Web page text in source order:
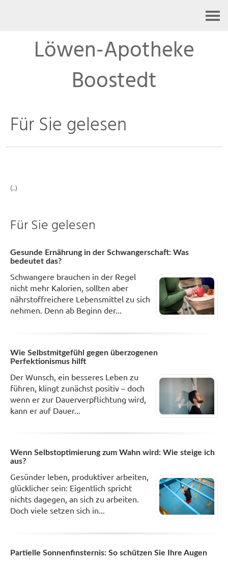
Löwen-Apotheke
Boostedt
Für Sie gelesen
(..)
Für Sie gelesen
Gesunde Ernährung in der Schwangerschaft: Was
bedeutet das?
Schwangere brauchen in der Regel
nicht mehr Kalorien, sollten aber
nährstoffreichere Lebensmittel zu sich
nehmen. Denn ab Beginn der...
Wie Selbstmitgefühl gegen überzogenen
Perfektionismus hilft
Der Wunsch, ein besseres Leben zu
führen, klingt zunächst positiv – doch
wenn er zur Dauerverpflichtung wird,
kann er auf Dauer...
Wenn Selbstoptimierung zum Wahn wird: Wie steige ich
aus?
Gesünder leben, produktiver arbeiten,
glücklicher sein: Eigentlich spricht
nichts dagegen, an sich zu arbeiten.
Doch viele setzen sich in...
Partielle Sonnenfinsternis: So schützen Sie Ihre Augen